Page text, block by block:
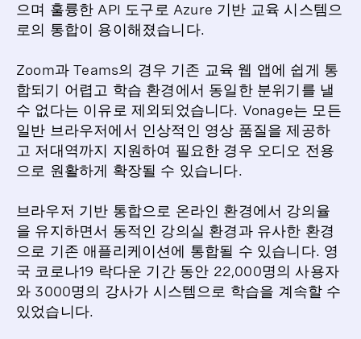
으며 훌륭한 API 도구로 Azure 기반 교육 시스템으
로의 통합이 용이해졌습니다.
Zoom과 Teams의 경우 기존 교육 웹 앱에 쉽게 통
합되기 어렵고 학습 환경에서 동일한 분위기를 낼
수 없다는 이유로 제외되었습니다. Vonage는 모든
일반 브라우저에서 인상적인 영상 품질을 제공하
고 저대역까지 지원하여 필요한 경우 오디오 전용
으로 원활하게 확장될 수 있습니다.
브라우저 기반 통합으로 온라인 환경에서 강의율
을 유지하면서 동적인 강의실 환경과 유사한 환경
으로 기존 애플리케이션에 통합될 수 있습니다. 영
국 코로나19 락다운 기간 동안 22,000명의 사용자
와 3000명의 강사가 시스템으로 학습을 계속할 수
있었습니다.